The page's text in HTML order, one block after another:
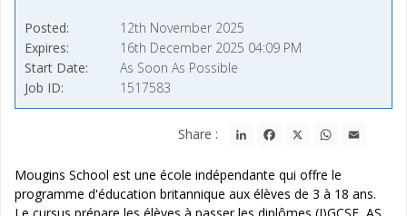
Posted
12th November 2025
Expires
16th December 2025 04:09 PM
Start Date
As Soon As Possible
Job ID
1517583
Share : LinkedInFacebook WhatsApp
Mougins School est une école indépendante qui offre le
programme d'éducation britannique aux élèves de 3 à 18 ans.